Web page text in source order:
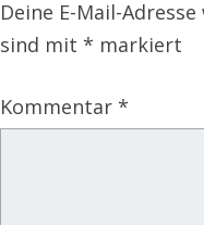
Deine E-Mail-
sind mit * markiert
Kommentar *